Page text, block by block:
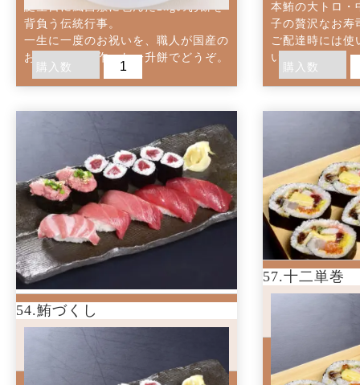
購入数
誕生日に風呂敷に包んだ2kgのお餅を
背負う伝統行事。
一生に一度のお祝いを、職人が国産の
お米で丁寧に作った一升餅でどうぞ。
購入数
本鮪の大トロ・
子の贅沢なお寿
ご配達時には使
いたします。
54.本鮪づくし
大トロ・中トロ・赤身・ねぎとろ
54.鮪づくし
円(
十二種類の具
57.十二単巻